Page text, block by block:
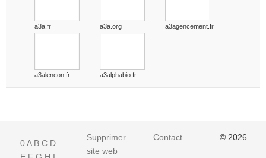
a3a.fr a3a.org a3agencement.fr
a3alencon.fr a3alphabio.fr
0A B C D
Supprimer
site web
Contact © 2026